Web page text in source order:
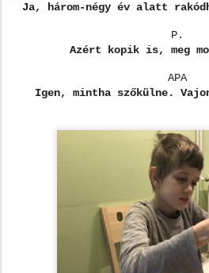
Ja, három-négy év alatt
P.
Azért kopik is, meg
APA
Igen, mintha szőkülne.